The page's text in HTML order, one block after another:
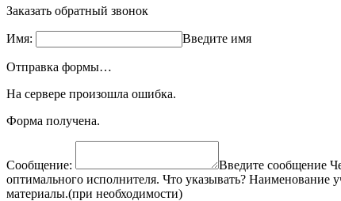
Заказать обратный звонок
Имя: Введите имя
Отправка формы…
На сервере произошла ошибка.
Форма получена.
Сообщение: Введите сообщение
оптимального исполнителя. Что указывать? Наименование
материалы.(при необходимости)